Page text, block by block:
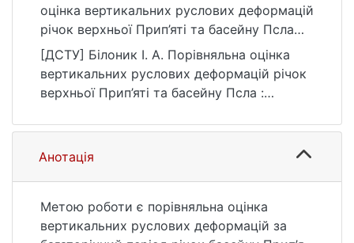
оцінка вертикальних руслових деформацій
річок верхньої Прип’яті та басейну Псла
[Бакалаврська робота, Київський
національний університет імені Тараса
Шевченка]. eKNUTSHIR.
https://ir.library.knu.ua/handle/15071834/484
8
[ДСТУ] Білоник І. А. Порівняльна оцінка
вертикальних руслових деформацій річок
верхньої Прип’яті та басейну Псла :
Природничі науки / наук. кер. О. Г.
Ободовський. Київ, 2024. 59 с. URL:
https://ir.library.knu.ua/handle/15071834/484
Анотація
Метою роботи є порівняльна оцінка
вертикальних руслових деформацій за